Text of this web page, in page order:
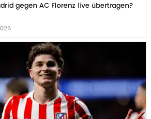
gegen AC Florenz live übertragen?